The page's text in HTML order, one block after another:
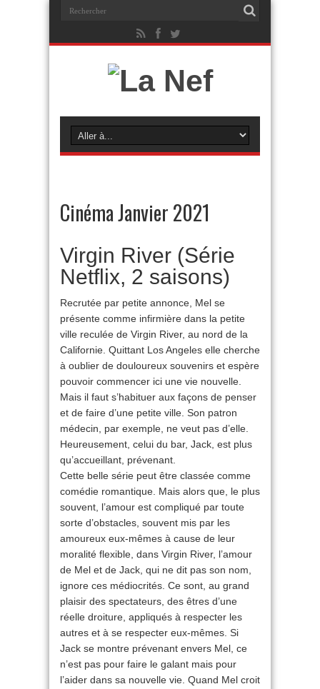
Cinéma Janvier 2021
Virgin River (Série
Netflix, 2 saisons)
Recrutée par petite annonce, Mel se
présente comme infirmière dans la petite
ville reculée de Virgin River, au nord de la
Californie. Quittant Los Angeles elle cherche
à oublier de douloureux souvenirs et espère
pouvoir commencer ici une vie nouvelle.
Mais il faut s’habituer aux façons de penser
et de faire d’une petite ville. Son patron
médecin, par exemple, ne veut pas d’elle.
Heureusement, celui du bar, Jack, est plus
qu’accueillant, prévenant.
Cette belle série peut être classée comme
comédie romantique. Mais alors que, le plus
souvent, l’amour est compliqué par toute
sorte d’obstacles, souvent mis par les
amoureux eux-mêmes à cause de leur
moralité flexible, dans Virgin River, l’amour
de Mel et de Jack, qui ne dit pas son nom,
ignore ces médiocrités. Ce sont, au grand
plaisir des spectateurs, des êtres d’une
réelle droiture, appliqués à respecter les
autres et à se respecter eux-mêmes. Si
Jack se montre prévenant envers Mel, ce
n’est pas pour faire le galant mais pour
l’aider dans sa nouvelle vie. Quand Mel croit